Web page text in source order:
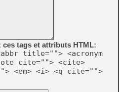
ces tags et attributs HTML:
title=""> <acronym
cite=""> <cite>
<em> <i> <q cite="">